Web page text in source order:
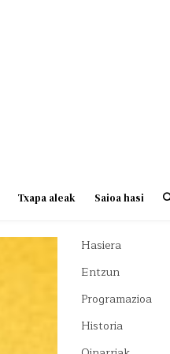
Txapa aleak Saioa hasi
Hasiera
Entzun
Programazioa
Historia